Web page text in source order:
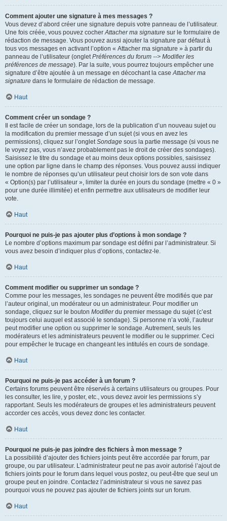
Comment ajouter une signature à mes messages ?
Vous devez d’abord créer une signature depuis votre panneau de l’utilisateur.
Une fois créée, vous pouvez cocherAttacher ma signature sur le formulaire de
rédaction de message. Vous pouvez aussi ajouter la signature par défaut à
tous vos messages en activant l’option « Attacher ma signature » à partir du
panneau de l’utilisateur (ongletPréférences du forum --> Modifier les
préférences de message). Par la suite, vous pourrez toujours empêcher une
signature d’être ajoutée à un message en décochant la caseAttacher ma
signature dans le formulaire de rédaction de message.
Haut
Comment créer un sondage ?
Il est facile de créer un sondage, lors de la publication d’un nouveau sujet ou
la modification du premier message d’un sujet (si vous en avez les
permissions), cliquez sur l’ongletSondage sous la partie message (si vous ne
le voyez pas, vous n’avez probablement pas le droit de créer des sondages).
Saisissez le titre du sondage et au moins deux options possibles, saisissez
une option par ligne dans le champ des réponses. Vous pouvez aussi indiquer
le nombre de réponses qu’un utilisateur peut choisir lors de son vote dans
« Option(s) par l’utilisateur », limiter la durée en jours du sondage (mettre « 0 »
pour une durée illimitée) et enfin permettre aux utilisateurs de modifier leur
vote.
Haut
Pourquoi ne puis-je pas ajouter plus d’options à mon sondage ?
Le nombre d’options maximum par sondage est défini par l’administrateur. Si
vous avez besoin d’indiquer plus d’options, contactez-le.
Haut
Comment modifier ou supprimer un sondage ?
Comme pour les messages, les sondages ne peuvent être modifiés que par
l’auteur original, un modérateur ou un administrateur. Pour modifier un
sondage, cliquez sur le bouton Modifierdu premier message du sujet (c’est
toujours celui auquel est associé le sondage). Si personne n’a voté, l’auteur
peut modifier une option ou supprimer le sondage. Autrement, seuls les
modérateurs et les administrateurs peuvent le modifier ou le supprimer. Ceci
pour empêcher le trucage en changeant les intitulés en cours de sondage.
Haut
Pourquoi ne puis-je pas accéder à un forum ?
Certains forums peuvent être réservés à certains utilisateurs ou groupes. Pour
les consulter, les lire, y poster, etc., vous devez avoir les permissions s’y
rapportant. Seuls les modérateurs de groupes et les administrateurs peuvent
accorder ces accès, vous devez donc les contacter.
Haut
Pourquoi ne puis-je pas joindre des fichiers à mon message ?
La possibilité d’ajouter des fichiers joints peut être accordée par forum, par
groupe, ou par utilisateur. L’administrateur peut ne pas avoir autorisé l’ajout de
fichiers joints pour le forum dans lequel vous postez, ou peut-être que seul un
groupe peut en joindre. Contactez l’administrateur si vous ne savez pas
pourquoi vous ne pouvez pas ajouter de fichiers joints sur un forum.
Haut